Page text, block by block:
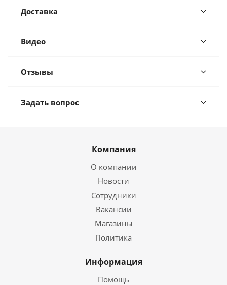
Доставка
Видео
Отзывы
Задать вопрос
Компания
О компании
Новости
Сотрудники
Вакансии
Магазины
Политика
Информация
Помощь